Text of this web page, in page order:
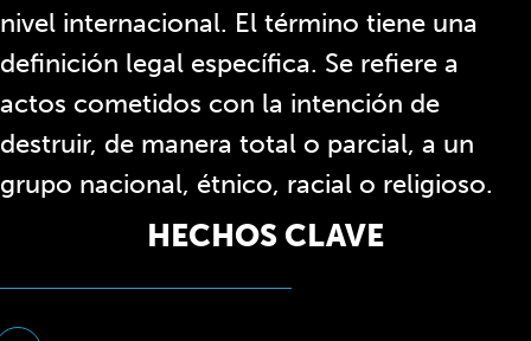
nivel internacional. El término tiene una
definición legal específica. Se refiere a
actos cometidos con la intención de
destruir, de manera total o parcial, a un
grupo nacional, étnico, racial o religioso.
HECHOS CLAVE